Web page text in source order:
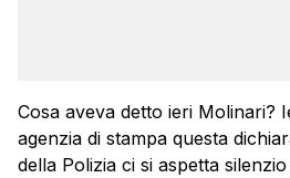
Cosa aveva detto ieri Molinari?
agenzia di stampa questa
della Polizia ci si aspetta